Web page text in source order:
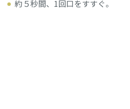
約５秒間、1回口をすすぐ。